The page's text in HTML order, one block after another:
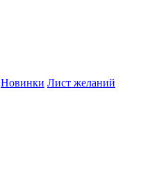
Новинки Лист желаний